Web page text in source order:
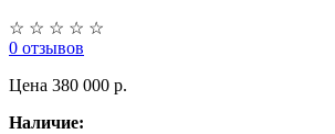
☆ ☆ ☆ ☆ ☆
0 отзывов
Цена 380 000 p.
Наличие: